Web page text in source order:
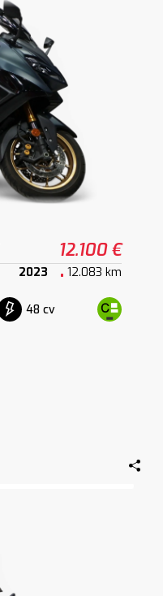
12.100 €
2023 12.083 km
48 cv